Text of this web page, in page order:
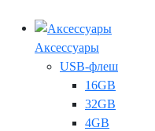
Аксессуары
USB-флеш
16GB
32GB
4GB